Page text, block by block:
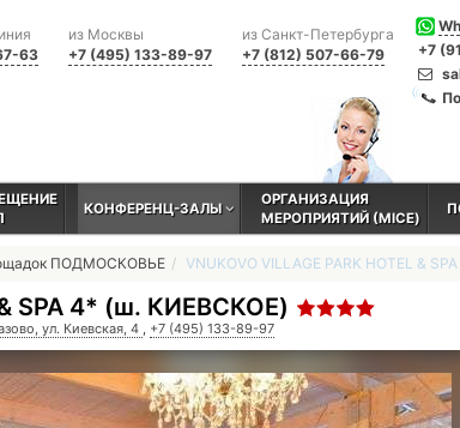
+7
из Санкт-Петербурга
+7 (812) 507-66-79
из Москвы
+7 (495) 133-89-97
63
КОНФЕРЕНЦ-ЗАЛЫ
ОРГАНИЗАЦИЯ
МЕРОПРИЯТИЙ (MICE)
ПОДМОСКОВЬЕ VNUKOVO VILLAGE PARK HOTEL &
& SPA 4* (ш. КИЕВСКОЕ)
ул. Киевская, 4 , +7 (495) 133-89-97